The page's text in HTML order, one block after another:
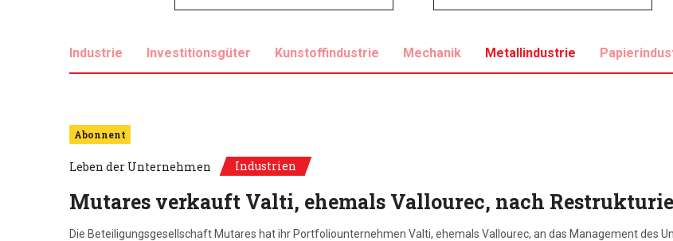
Industrie Investitionsgüter Kunstoffindustrie Mechanik Metallindustrie
Abonnent
Leben der Unternehmen Industrien
Mutares verkauft Valti, ehemals Vallourec, nach
Die Beteiligungsgesellschaft Mutares hat ihr Portfoliounternehmen Valti, ehemals Vallourec, an das Management des